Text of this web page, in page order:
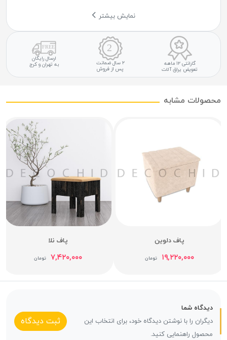
نمایش بیشتر
گارانتی ۱۲ ماهه
تعویض یراق آلات
۲ سال ضمانت
پس از فروش
ارسال رایگان
به تهران و کرج
محصولات مشابه
پاف دلوین
۱۹,۲۲۰,۰۰۰ تومان
پاف نلا
۷,۴۲۰,۰۰۰ تومان
دیدگاه شما
دیگران را با نوشتن دیدگاه خود، برای انتخاب این
محصول راهنمایی کنید.
ثبت دیدگاه